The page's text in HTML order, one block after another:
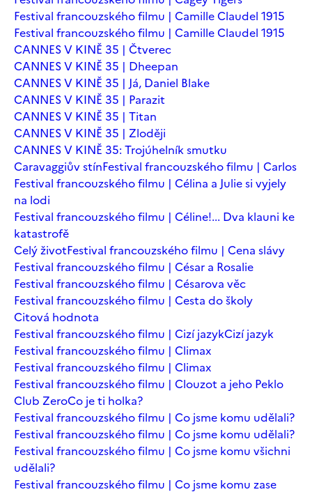
Festival francouzského filmu | Camille Claudel 1915
Festival francouzského filmu | Camille Claudel 1915
CANNES V KINĚ 35 | Čtverec
CANNES V KINĚ 35 | Dheepan
CANNES V KINĚ 35 | Já, Daniel Blake
CANNES V KINĚ 35 | Parazit
CANNES V KINĚ 35 | Titan
CANNES V KINĚ 35 | Zloději
CANNES V KINĚ 35: Trojúhelník smutku
Caravaggiův stínFestival francouzského filmu | Carlos
Festival francouzského filmu | Célina a Julie si vyjely
na lodi
Festival francouzského filmu | Céline!... Dva klauni ke
katastrofě
Celý životFestival francouzského filmu | Cena slávy
Festival francouzského filmu | César a Rosalie
Festival francouzského filmu | Césarova věc
Festival francouzského filmu | Cesta do školy
Citová hodnota
Festival francouzského filmu | Cizí jazykCizí jazyk
Festival francouzského filmu | Climax
Festival francouzského filmu | Climax
Festival francouzského filmu | Clouzot a jeho Peklo
Club ZeroCo je ti holka?
Festival francouzského filmu | Co jsme komu udělali?
Festival francouzského filmu | Co jsme komu udělali?
Festival francouzského filmu | Co jsme komu všichni
udělali?
Festival francouzského filmu | Co jsme komu zase